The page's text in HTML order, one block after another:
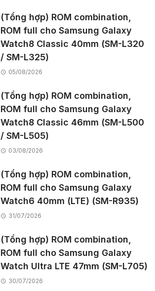
(Tổng hợp) ROM combination,
ROM full cho Samsung Galaxy
Watch8 Classic 40mm (SM-L320
/ SM-L325)
05/08/2026
(Tổng hợp) ROM combination,
ROM full cho Samsung Galaxy
Watch8 Classic 46mm (SM-L500
/ SM-L505)
03/08/2026
(Tổng hợp) ROM combination,
ROM full cho Samsung Galaxy
Watch6 40mm (LTE) (SM-R935)
31/07/2026
(Tổng hợp) ROM combination,
ROM full cho Samsung Galaxy
Watch Ultra LTE 47mm (SM-L705)
30/07/2026